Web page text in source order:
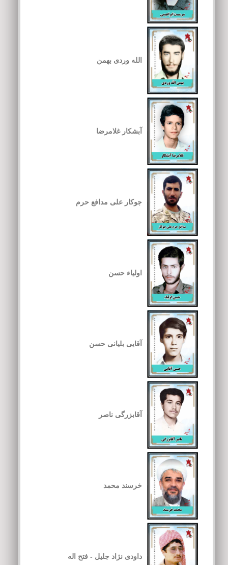
الله وردی بهمن
آبشکار غلامرضا
جوکار علی مدافع حرم
اولیاء حسن
آقایی بلیانی حسن
آقابزرگی ناصر
خرسند محمد
داودی نژاد جلیل - فتح اله